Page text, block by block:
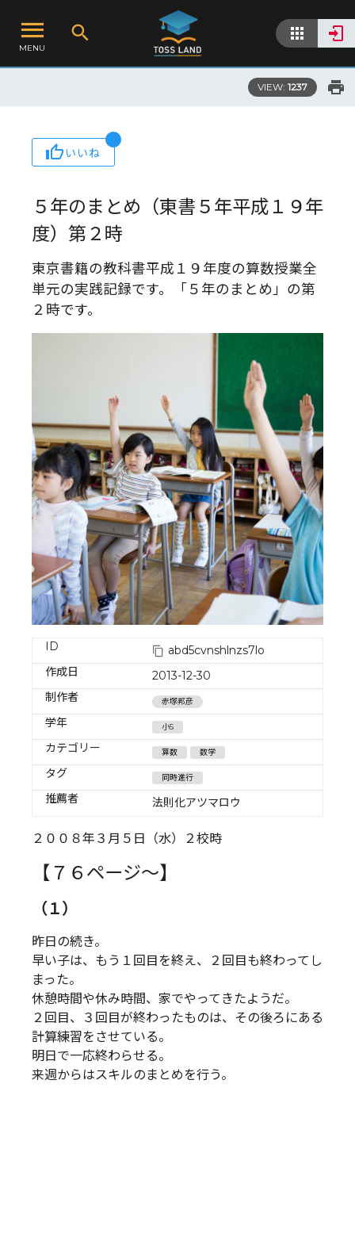
MENU
VIEW: 1237
いいね
５年のまとめ（東書５年平成１９年
度）第２時
東京書籍の教科書平成１９年度の算数授業全
単元の実践記録です。「５年のまとめ」の第
２時です。
ID
abd5cvnshlnzs7lo
作成日
2013-12-30
制作者
赤塚邦彦
学年 小5
カテゴリー 算数 数学
タグ 同時進行
推薦者 法則化アツマロウ
２００８年３月５日（水）２校時
【７６ページ～】
（１）
昨日の続き。
早い子は、もう１回目を終え、２回目も終わってし
まった。
休憩時間や休み時間、家でやってきたようだ。
２回目、３回目が終わったものは、その後ろにある
計算練習をさせている。
明日で一応終わらせる。
来週からはスキルのまとめを行う。